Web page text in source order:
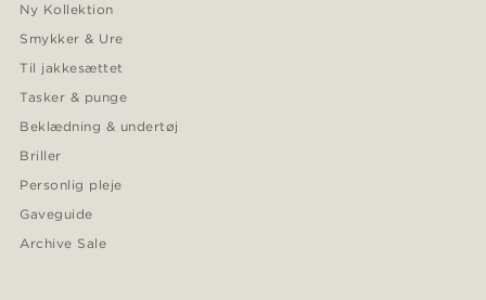
Ny Kollektion
Smykker & Ure
Til jakkesættet
Tasker & punge
Beklædning & undertøj
Briller
Personlig pleje
Gaveguide
Archive Sale